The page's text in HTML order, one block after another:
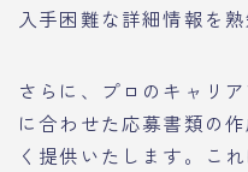
入手困難な詳細情報を熟
さらに、プロのキャリ
に合わせた応募書類の
く提供いたします。こ